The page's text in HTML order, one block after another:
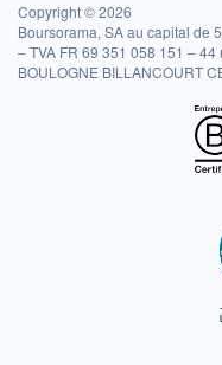
Copyright © 2026
Boursorama, SA au capital de
– TVA FR 69 351 058 151 –
BOULOGNE BILLANCOURT